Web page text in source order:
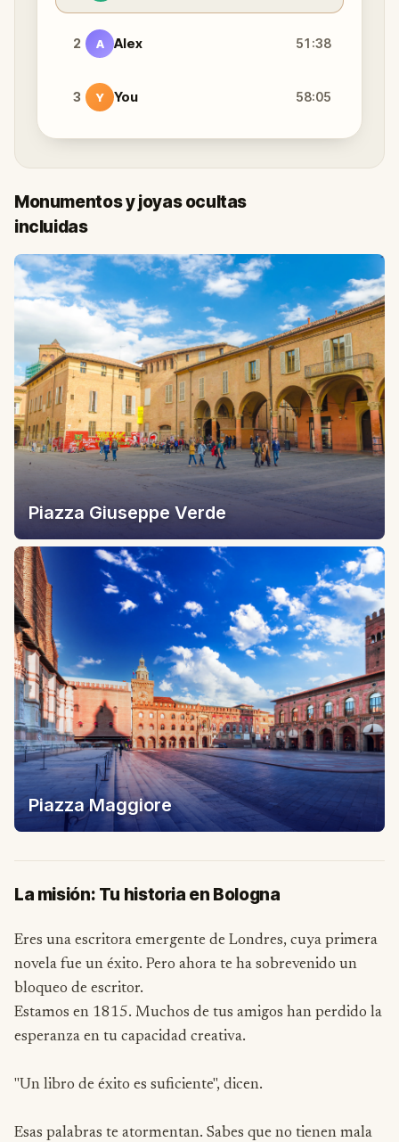
2 A Alex 51:38
3 Y You 58:05
Monumentos y joyas ocultas
incluidas
Piazza Giuseppe Verde
Piazza Maggiore
La misión: Tu historia en Bologna
Eres una escritora emergente de Londres, cuya primera
novela fue un éxito. Pero ahora te ha sobrevenido un
bloqueo de escritor.
Estamos en 1815. Muchos de tus amigos han perdido la
esperanza en tu capacidad creativa.
"Un libro de éxito es suficiente", dicen.
Esas palabras te atormentan. Sabes que no tienen mala